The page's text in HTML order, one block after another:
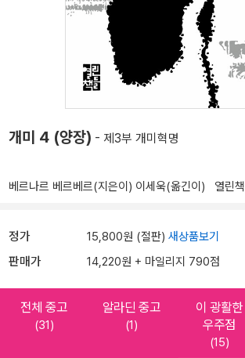
개미 4 (양장) - 제3부 개미혁명
베르나르 베르베르(지은이) 이세욱(옮긴이) 열린
정가 15,800원 (절판) 새상품보기
판매가 14,220원 + 마일리지 790점
전체 중고
(31)
알라딘 중고
(1)
이 광활한
우주점
(15)